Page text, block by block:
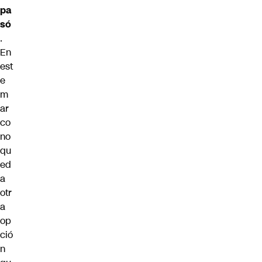
pa
só
.
En
est
e
m
ar
co
no
qu
ed
a
otr
a
op
ció
n